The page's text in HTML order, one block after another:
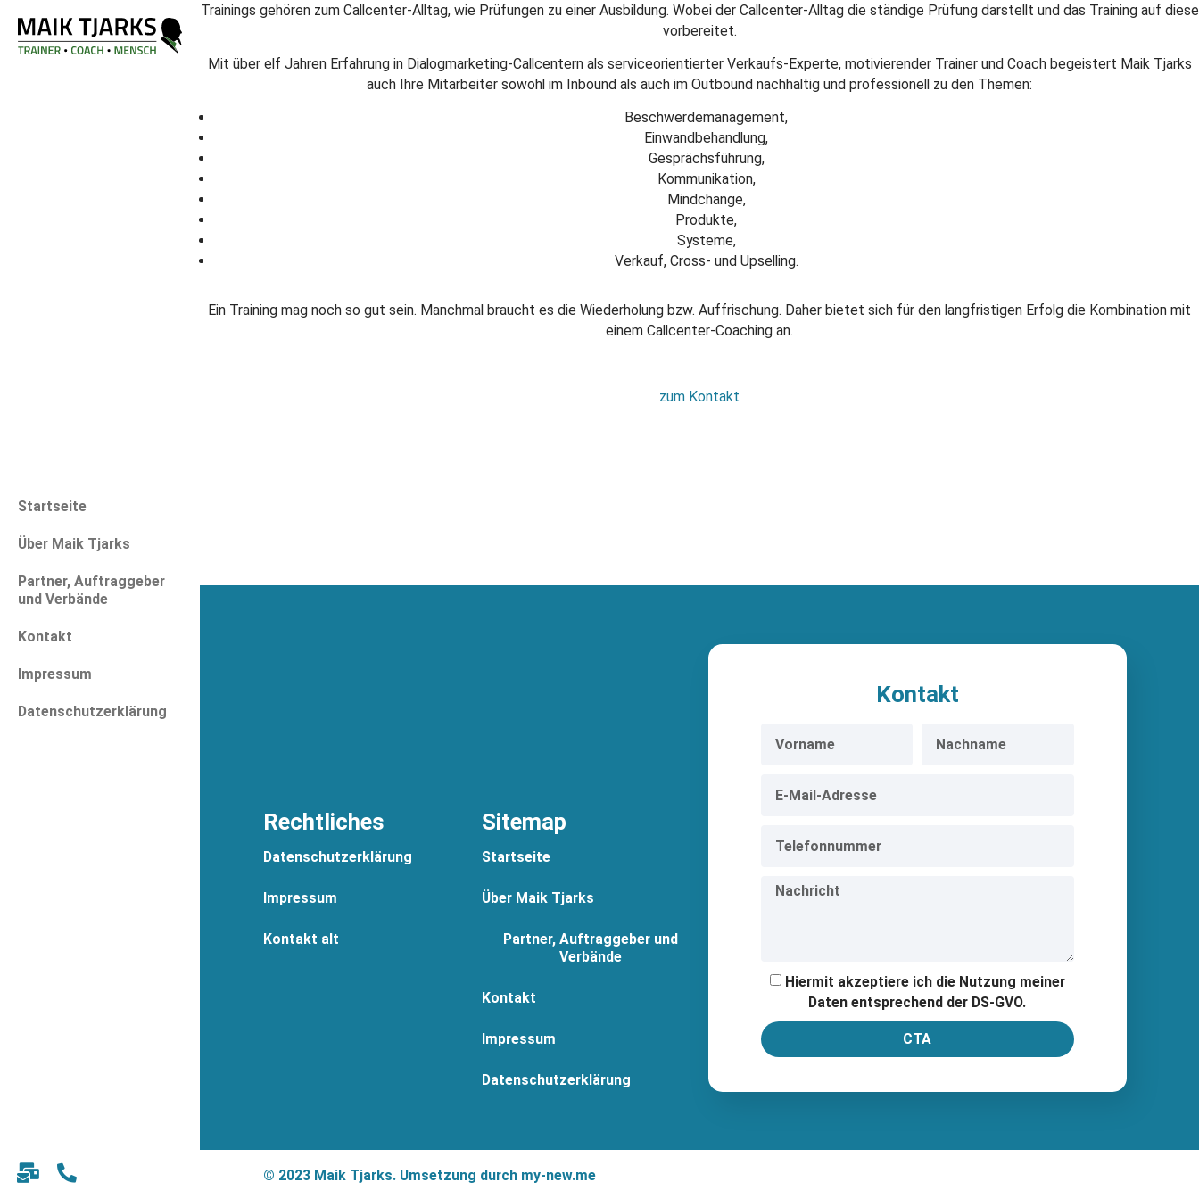
Startseite
Über Maik Tjarks
Partner, Auftraggeber
und Verbände
Kontakt
Impressum
Datenschutzerklärung
Trainings gehören zum Callcenter-Alltag, wie Prüfungen zu einer Ausbildung. Wobei der Callcenter-Alltag die ständige Prüfung darstellt und das Training auf diese
vorbereitet.
Mit über elf Jahren Erfahrung in Dialogmarketing-Callcentern als serviceorientierter Verkaufs-Experte, motivierender Trainer und Coach begeistert Maik Tjarks
auch Ihre Mitarbeiter sowohl im Inbound als auch im Outbound nachhaltig und professionell zu den Themen:
Beschwerdemanagement,
Einwandbehandlung,
Gesprächsführung,
Kommunikation,
Mindchange,
Produkte,
Systeme,
Verkauf, Cross- und Upselling.
Ein Training mag noch so gut sein. Manchmal braucht es die Wiederholung bzw. Auffrischung. Daher bietet sich für den langfristigen Erfolg die Kombination mit
einem Callcenter-Coaching an.
zum Kontakt
Rechtliches
Datenschutzerklärung
Impressum
Kontakt alt
Sitemap
Startseite
Über Maik Tjarks
Partner, Auftraggeber und
Verbände
Kontakt
Impressum
Datenschutzerklärung
Kontakt
Hiermit akzeptiere ich die Nutzung meiner
Daten entsprechend der DS-GVO.
CTA
© 2023 Maik Tjarks. Umsetzung durch my-new.me